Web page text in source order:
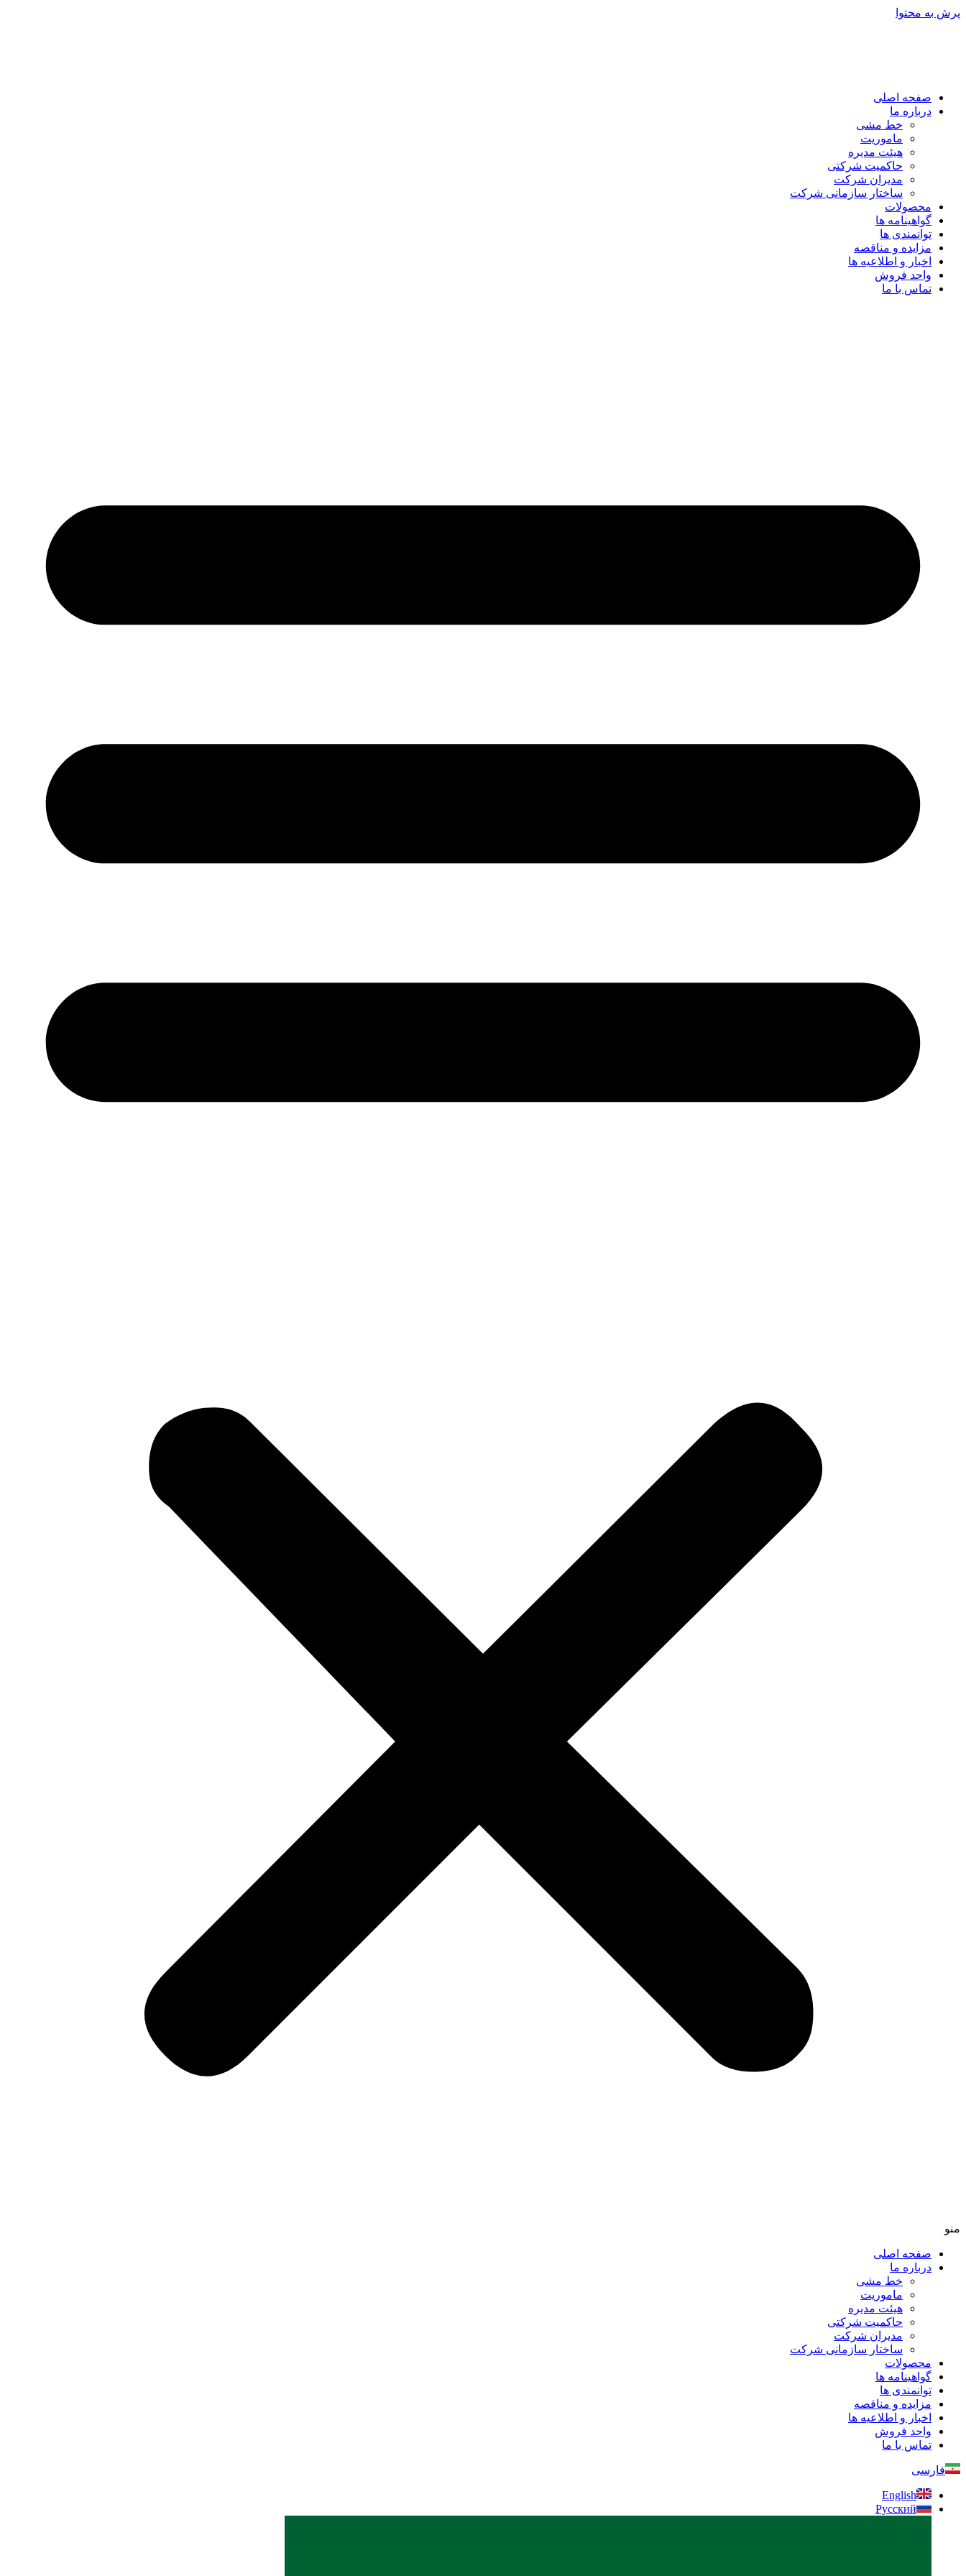
پرش به محتوا
صفحه اصلی
درباره ما
خط مشی
ماموریت
هیئت مدیره
حاکمیت شرکتی
مدیران شرکت
ساختار سازمانی شرکت
محصولات
گواهینامه ها
توانمندی ها
مزایده و مناقصه
اخبار و اطلاعیه ها
واحد فروش
تماس با ما
منو
صفحه اصلی
درباره ما
خط مشی
ماموریت
هیئت مدیره
حاکمیت شرکتی
مدیران شرکت
ساختار سازمانی شرکت
محصولات
گواهینامه ها
توانمندی ها
مزایده و مناقصه
اخبار و اطلاعیه ها
واحد فروش
تماس با ما
فارسی
English
Русский